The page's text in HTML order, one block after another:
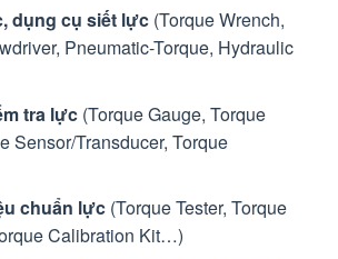
dụng cụ siết lực(Torque Wrench,
Pneumatic-Torque, Hydraulic
tra lực(Torque Gauge, Torque
Sensor/Transducer, Torque
chuẩn lực(Torque Tester, Torque
Calibration Kit…)